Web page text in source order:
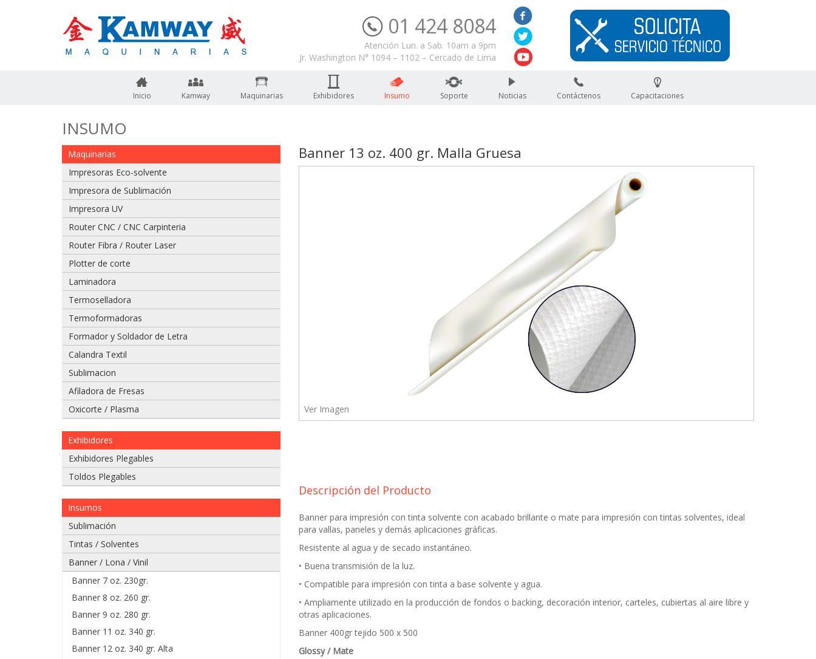
01 424 8084
Atención Lun. a Sab. 10am a 9pm
Jr. Washington N° 1094 – 1102 – Cercado de Lima
Inicio Kamway Maquinarias Exhibidores Insumo Soporte Noticias Contáctenos Capacitaciones
Servicio Técnico
Adjuntar imagen de factura, guía o boleta:
Adjuntar imágenes de problema:
Si tiene un video del problema que tiene envielo a nuestro whatsapp:
975 628 067
975 628 609
INSUMO
Maquinarias
Impresoras Eco-solvente
Impresora de Sublimación
Impresora UV
Router CNC / CNC Carpinteria
Router Fibra / Router Laser
Plotter de corte
Laminadora
Termoselladora
Termoformadoras
Formador y Soldador de Letra
Calandra Textil
Sublimacion
Afiladora de Fresas
Oxicorte / Plasma
Exhibidores
Exhibidores Plegables
Toldos Plegables
Insumos
Sublimación
Tintas / Solventes
Banner / Lona / Vinil
Banner 7 oz. 230gr.
Banner 8 oz. 260 gr.
Banner 9 oz. 280 gr.
Banner 11 oz. 340 gr.
Banner 12 oz. 340 gr. Alta
Banner 13 oz. 400 gr. Malla Gruesa
Ver Imagen
Descripción del Producto
Banner para impresión con tinta solvente con acabado brillante o mate para impresión con tintas solventes, ideal
para vallas, paneles y demás aplicaciones gráficas.
Resistente al agua y de secado instantáneo.
• Buena transmisión de la luz.
• Compatible para impresión con tinta a base solvente y agua.
• Ampliamente utilizado en la producción de fondos o backing, decoración interior, carteles, cubiertas al aire libre y
otras aplicaciones.
Banner 400gr tejido 500 x 500
Glossy / Mate